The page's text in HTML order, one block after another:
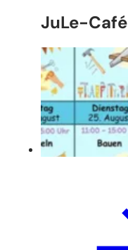
JuLe-Café